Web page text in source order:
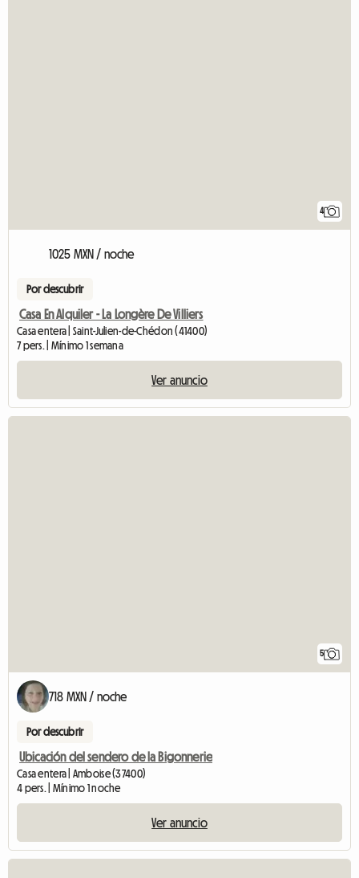
4
1025 MXN / noche
Por descubrir
Casa En Alquiler - La Longère De Villiers
Casa entera | Saint-Julien-de-Chédon (41400)
7 pers. | Mínimo 1 semana
Ver anuncio
5
718 MXN / noche
Por descubrir
Ubicación del sendero de la Bigonnerie
Casa entera | Amboise (37400)
4 pers. | Mínimo 1 noche
Ver anuncio